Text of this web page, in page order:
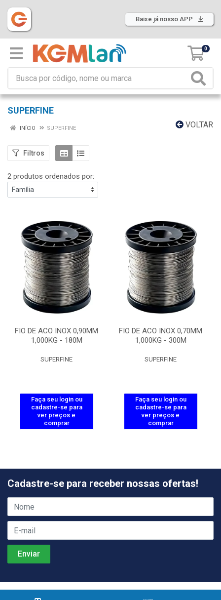
Baixe já nosso APP
0
SUPERFINE
VOLTAR
INÍCIO SUPERFINE
Filtros
2 produtos ordenados por:
FIO DE ACO INOX 0,90MM
1,000KG - 180M
SUPERFINE
Faça seu login ou
cadastre-se para
ver preços e
comprar
FIO DE ACO INOX 0,70MM
1,000KG - 300M
SUPERFINE
Faça seu login ou
cadastre-se para
ver preços e
comprar
Cadastre-se para receber nossas ofertas!